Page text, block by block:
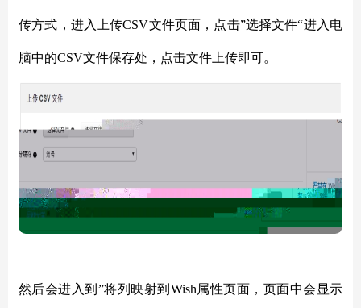
传方式，进入上传CSV文件页面，点击”选择文件“进入电
脑中的CSV文件保存处，点击文件上传即可。
然后会进入到 ”将列映射到 Wish属性页面，页面中会显示